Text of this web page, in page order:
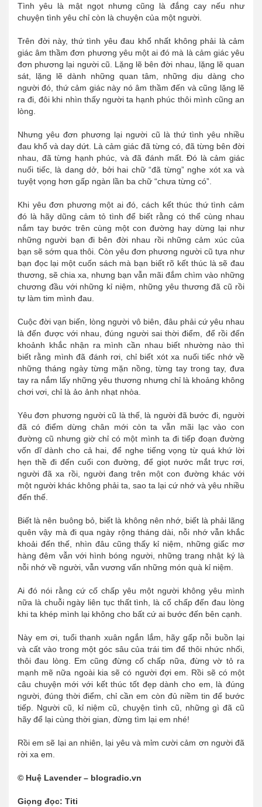
Tình yêu là mật ngọt nhưng cũng là đắng cay nếu như
chuyện tình yêu chỉ còn là chuyện của một người.
Trên đời này, thứ tình yêu đau khổ nhất không phải là cảm
giác âm thầm đơn phương yêu một ai đó mà là cảm giác yêu
đơn phương lại người cũ. Lặng lẽ bên đời nhau, lặng lẽ quan
sát, lặng lẽ dành những quan tâm, những dịu dàng cho
người đó, thứ cảm giác này nó âm thầm đến và cũng lặng lẽ
ra đi, đôi khi nhìn thấy người ta hạnh phúc thôi mình cũng an
lòng.
Nhưng yêu đơn phương lại người cũ là thứ tình yêu nhiều
đau khổ và day dứt. Là cảm giác đã từng có, đã từng bên đời
nhau, đã từng hạnh phúc, và đã đánh mất. Đó là cảm giác
nuối tiếc, là dang dở, bởi hai chữ “đã từng” nghe xót xa và
tuyệt vọng hơn gấp ngàn lần ba chữ “chưa từng có”.
Khi yêu đơn phương một ai đó, cách kết thúc thứ tình cảm
đó là hãy dũng cảm tỏ tình để biết rằng có thể cùng nhau
nắm tay bước trên cùng một con đường hay dừng lại như
những người bạn đi bên đời nhau rồi những cảm xúc của
bạn sẽ sớm qua thôi. Còn yêu đơn phương người cũ tựa như
bạn đọc lại một cuốn sách mà bạn biết rõ kết thúc là sẽ đau
thương, sẽ chia xa, nhưng bạn vẫn mãi đắm chìm vào những
chương đầu với những kỉ niệm, những yêu thương đã cũ rồi
tự làm tim mình đau.
Cuộc đời vạn biến, lòng người vô biên, đâu phải cứ yêu nhau
là đến được với nhau, đúng người sai thời điểm, để rồi đến
khoảnh khắc nhận ra mình cần nhau biết nhường nào thì
biết rằng mình đã đánh rơi, chỉ biết xót xa nuối tiếc nhớ về
những tháng ngày từng mặn nồng, từng tay trong tay, đưa
tay ra nắm lấy những yêu thương nhưng chỉ là khoảng không
chơi vơi, chỉ là ảo ảnh nhạt nhòa.
Yêu đơn phương người cũ là thế, là người đã bước đi, người
đã có điểm dừng chân mới còn ta vẫn mãi lạc vào con
đường cũ nhưng giờ chỉ có một mình ta đi tiếp đoạn đường
vốn dĩ dành cho cả hai, để nghe tiếng vọng từ quá khứ lời
hẹn thề đi đến cuối con đường, để giọt nước mắt trực rơi,
người đã xa rồi, người đang trên một con đường khác với
một người khác không phải ta, sao ta lại cứ nhớ và yêu nhiều
đến thế.
Biết là nên buông bỏ, biết là không nên nhớ, biết là phải lãng
quên vậy mà đi qua ngày rộng tháng dài, nỗi nhớ vẫn khắc
khoải đến thế, nhìn đâu cũng thấy kỉ niệm, những giấc mơ
hàng đêm vẫn với hình bóng người, những trang nhật ký là
nỗi nhớ về người, vẫn vương vấn những món quà kỉ niệm.
Ai đó nói rằng cứ cố chấp yêu một người không yêu mình
nữa là chuỗi ngày liên tục thất tình, là cố chấp đến đau lòng
khi ta khép mình lại không cho bất cứ ai bước đến bên cạnh.
Này em ơi, tuổi thanh xuân ngắn lắm, hãy gấp nỗi buồn lại
và cất vào trong một góc sâu của trái tim để thôi nhức nhối,
thôi đau lòng. Em cũng đừng cố chấp nữa, đừng vờ tỏ ra
mạnh mẽ nữa ngoài kia sẽ có người đợi em. Rồi sẽ có một
câu chuyện mới với kết thúc tốt đẹp dành cho em, là đúng
người, đúng thời điểm, chỉ cần em còn đủ niềm tin để bước
tiếp. Người cũ, kỉ niệm cũ, chuyện tình cũ, những gì đã cũ
hãy để lại cùng thời gian, đừng tìm lại em nhé!
Rồi em sẽ lại an nhiên, lại yêu và mỉm cười cảm ơn người đã
rời xa em.
© Huệ Lavender – blogradio.vn
Giọng đọc: Titi